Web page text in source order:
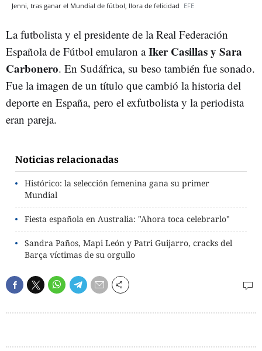
Jenni, tras ganar el Mundial de fútbol, llora de felicidad EFE
La futbolista y el presidente de la Real Federación
Española de Fútbol emularon aIker Casillas y Sara
Carbonero. En Sudáfrica, su beso también fue sonado.
Fue la imagen de un título que cambió la historia del
deporte en España, pero el exfutbolista y la periodista
eran pareja.
Noticias relacionadas
Histórico: la selección femenina gana su primer
Mundial
Fiesta española en Australia: "Ahora toca celebrarlo"
Sandra Paños, Mapi León y Patri Guijarro, cracks del
Barça víctimas de su orgullo